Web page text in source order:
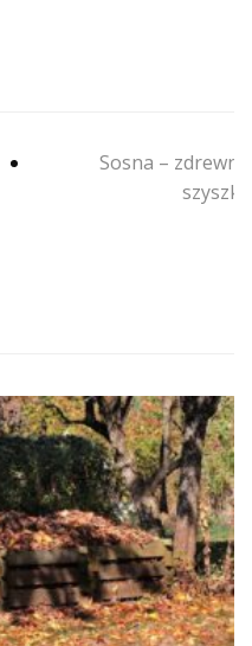
next
Sosna –
szyszki.